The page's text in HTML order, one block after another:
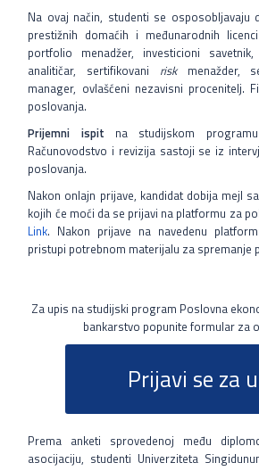
Na ovaj način, studenti se osposobljavaju
prestižnih domaćih i međunarodnih
portfolio menadžer, investicioni
analitičar, sertifikovani risk menažder,
manager, ovlašćeni nezavisni procenitelj.
poslovanja.
Prijemni ispit na studijskom
Računovodstvo i revizija sastoji se iz
poslovanja.
Nakon onlajn prijave, kandidat dobija mejl
kojih će moći da se prijavi na platformu za
Link. Nakon prijave na navedenu
pristupi potrebnom materijalu za spremanje
Za upis na studijski program Poslovna
bankarstvo popunite formular za
Prijavi se za
Prema anketi sprovedenoj među
asocijaciju, studenti Univerziteta